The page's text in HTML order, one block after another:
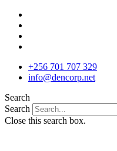
Skip
content
+256 701 707 329
info@dencorp.net
Search
Search
Close this search box.